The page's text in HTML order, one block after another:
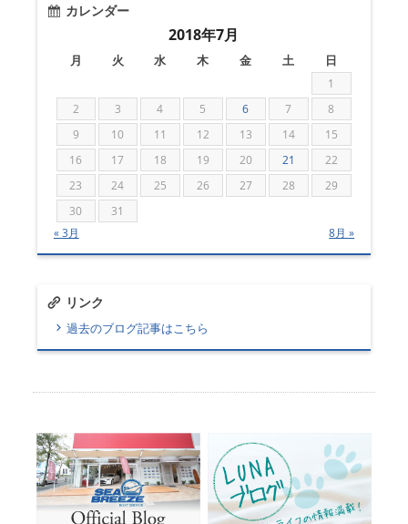
カレンダー
2018年7月
月 火 水 木 金 土 日
1
2
3 4 5 6 7
8
9
10 11 12 13 14
15
16
17 18 19 20 21
22
23
24 25 26 27 28
29
30
31
« 3月
8月 »
リンク
過去のブログ記事はこちら